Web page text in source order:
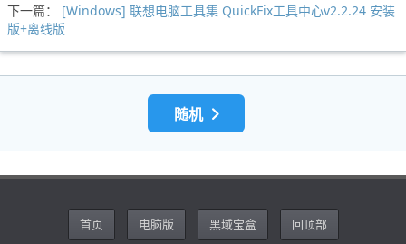
下一篇：
[Windows] 联想电脑工具集 QuickFix工具中心v2.2.24 安装
版+离线版
随机
首页 电脑版 黑域宝盒 回顶部